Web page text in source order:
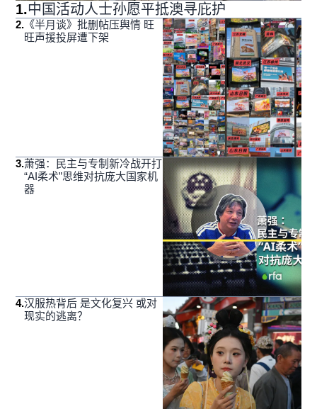
1.中国活动人士孙愿平抵澳寻庇护
2. 《半月谈》批删帖压舆情 旺
旺声援投屏遭下架
3.萧强：民主与专制新冷战开打
“AI柔术”思维对抗庞大国家机
器
4.汉服热背后 是文化复兴 或对
现实的逃离？